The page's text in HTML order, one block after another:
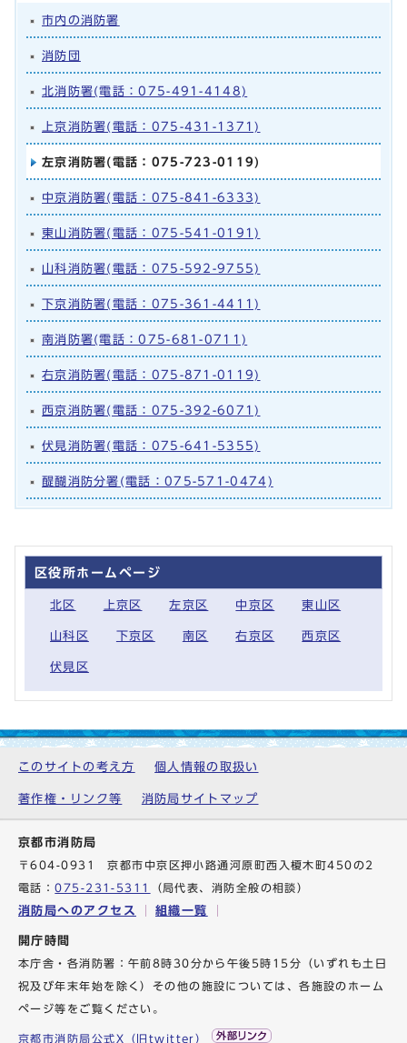
市内の消防署
消防団
北消防署(電話：075-491-4148)
上京消防署(電話：075-431-1371)
左京消防署(電話：075-723-0119)
中京消防署(電話：075-841-6333)
東山消防署(電話：075-541-0191)
山科消防署(電話：075-592-9755)
下京消防署(電話：075-361-4411)
南消防署(電話：075-681-0711)
右京消防署(電話：075-871-0119)
西京消防署(電話：075-392-6071)
伏見消防署(電話：075-641-5355)
醍醐消防分署(電話：075-571-0474)
区役所ホームページ
北区 上京区 左京区 中京区 東山区
山科区 下京区 南区 右京区 西京区
伏見区
このサイトの考え方 個人情報の取扱い
著作権・リンク等 消防局サイトマップ
京都市消防局
〒604-0931 京都市中京区押小路通河原町西入榎木町450の2
電話：075-231-5311 （局代表、消防全般の相談）
消防局へのアクセス 組織一覧
開庁時間
本庁舎・各消防署：午前8時30分から午後5時15分（いずれも土日
祝及び年末年始を除く）その他の施設については、各施設のホーム
ページ等をご覧ください。
京都市消防局公式X（旧twitter）